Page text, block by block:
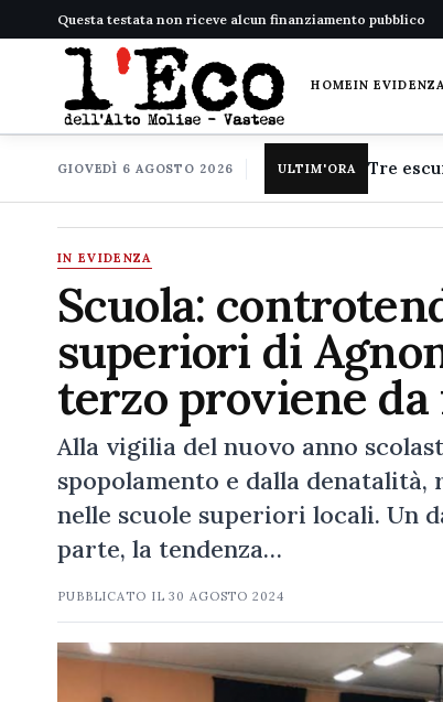
Questa testata non riceve alcun finanziamento pubblico
HOMEIN EVIDENZA
GIOVEDÌ 6 AGOSTO 2026 ULTIM'ORA
IN EVIDENZA
Scuola:
superiori di
terzo proviene
Alla vigilia del nuovo anno
spopolamento e dalla
nelle scuole superiori locali. Un
parte, la tendenza…
PUBBLICATO IL30 AGOSTO 2024